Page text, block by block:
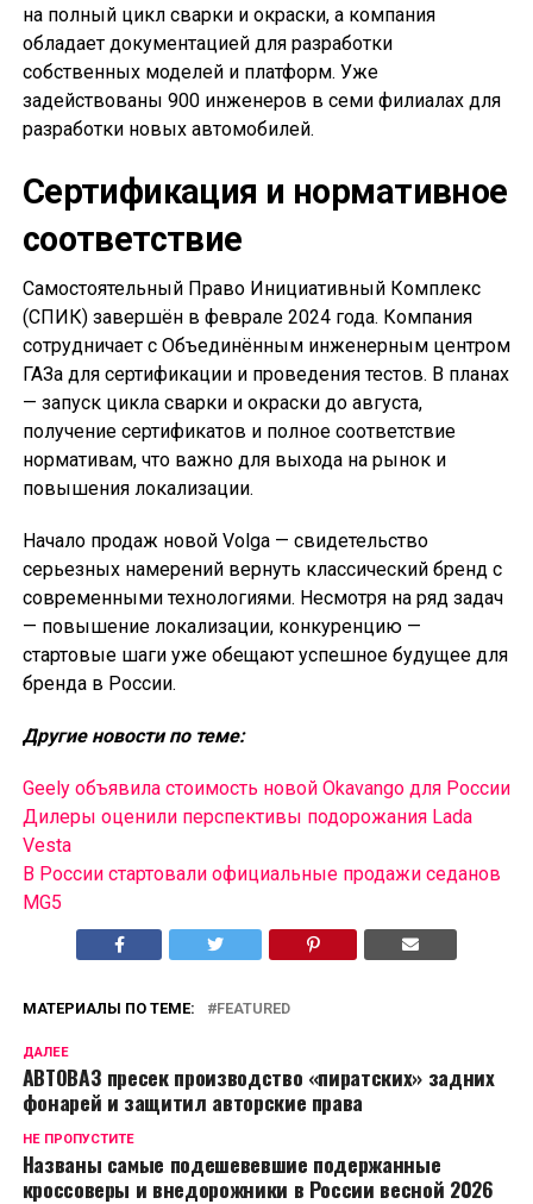
на полный цикл сварки и окраски, а компания
обладает документацией для разработки
собственных моделей и платформ. Уже
задействованы 900 инженеров в семи филиалах для
разработки новых автомобилей.
Сертификация и нормативное
соответствие
Самостоятельный Право Инициативный Комплекс
(СПИК) завершён в феврале 2024 года. Компания
сотрудничает с Объединённым инженерным центром
ГАЗа для сертификации и проведения тестов. В планах
— запуск цикла сварки и окраски до августа,
получение сертификатов и полное соответствие
нормативам, что важно для выхода на рынок и
повышения локализации.
Начало продаж новой Volga — свидетельство
серьезных намерений вернуть классический бренд с
современными технологиями. Несмотря на ряд задач
— повышение локализации, конкуренцию —
стартовые шаги уже обещают успешное будущее для
бренда в России.
Другие новости по теме:
Geely объявила стоимость новой Okavango для России
Дилеры оценили перспективы подорожания Lada
Vesta
В России cтартовали официальные продажи седанов
MG5
МАТЕРИАЛЫ ПО ТЕМЕ: FEATURED
ДАЛЕЕ
АВТОВАЗ пресек производство «пиратских» задних
фонарей и защитил авторские права
НЕ ПРОПУСТИТЕ
Названы самые подешевевшие подержанные
кроссоверы и внедорожники в России весной 2026